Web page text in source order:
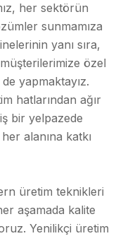
her sektörün
sunmamıza
yanı sıra,
özel
yapmaktayız.
hatlarından ağır
bir yelpazede
alanına katkı
üretim teknikleri
aşamada kalite
Yenilikçi üretim